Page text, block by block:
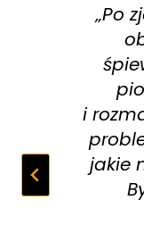
„Po
i
jakie